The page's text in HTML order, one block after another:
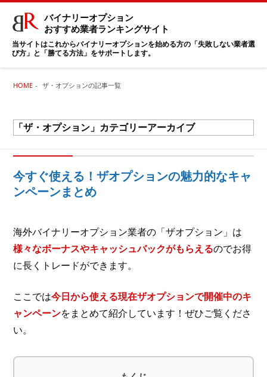
バイナリーオプション
おすすめ業者ランキングサイト
当サイトはこれからバイナリーオプションを始める方の「失敗しない業者選
び方」と「勝てる方法」をサポートします。
HOME ザ・オプションの記事一覧
「ザ・オプション 」カテゴリーアーカイブ
今すぐ使える！ザオプションの魅力的なキャ
ンペーンまとめ
海外バイナリーオプション業者の「ザオプション」は
様々なボーナスやキャッシュバックがもらえるのでお得
に長くトレードができます。
ここでは今日から使える現在ザオプションで開催中のキ
ャンペーンをまとめて紹介しています！ぜひご覧くださ
い。